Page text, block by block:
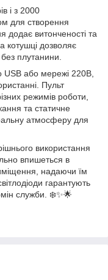
і з 2000
для створення
додає витонченості та
котушці дозволяє
без плутанини.
USB або мережі 220В,
Пульт
режимів роботи,
та статичне
атмосферу для
використання
впишеться в
надаючи їм
гарантують
служби. ❄️✨🌟